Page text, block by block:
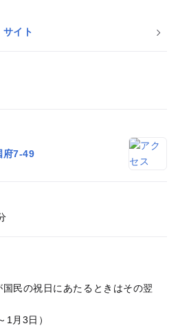
イト
府7‐49
民の祝日にあたるときはその翌
1月3日）